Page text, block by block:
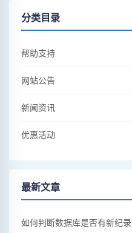
分类目录
帮助支持
网站公告
新闻资讯
优惠活动
最新文章
如何判断数据库是否有新纪录